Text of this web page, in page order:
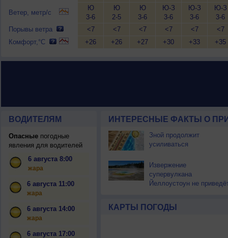
Ветер, метр/с
Порывы ветра
Комфорт,°C
Ю
3-6
<7
+26
Ю
2-5
<7
+26
Ю
3-6
<7
+27
Ю-З
3-6
<7
+30
Ю-З
3-6
<7
+33
Ю-З
3-6
<7
+35
ВОДИТЕЛЯМ
Опасныепогодные
явления для водителей
6 августа 8:00
жара
6 августа 11:00
жара
6 августа 14:00
жара
6 августа 17:00
ИНТЕРЕСНЫЕ ФАКТЫ О
Зной продолжит
усиливаться
Извержение
супервулкана
Йеллоустоун не
КАРТЫ ПОГОДЫ